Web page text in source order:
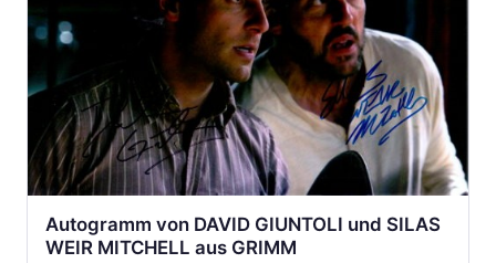
Autogramm von DAVID GIUNTOLI und SILAS
WEIR MITCHELL aus GRIMM